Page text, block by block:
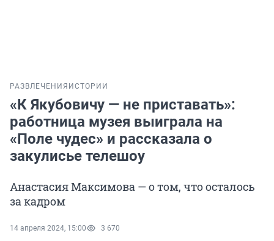
РАЗВЛЕЧЕНИЯ ИСТОРИИ
«К Якубовичу — не приставать»:
работница музея выиграла на
«Поле чудес» и рассказала о
закулисье телешоу
Анастасия Максимова — о том, что осталось
за кадром
14 апреля 2024, 15:00 3 670